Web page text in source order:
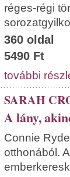
réges-régi
360 oldal
5490 Ft
további
SARAH
A lány,
Connie
otthonából.